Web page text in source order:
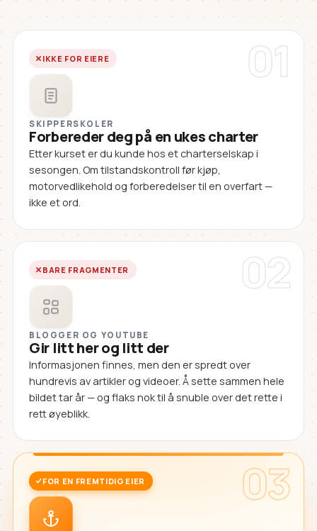
01
IKKE FOR EIERE
SKIPPERSKOLER
Forbereder deg på en ukes charter
Etter kurset er du kunde hos et charterselskap i
sesongen. Om tilstandskontroll før kjøp,
motorvedlikehold og forberedelser til en overfart —
ikke et ord.
02
BARE FRAGMENTER
BLOGGER OG YOUTUBE
Gir litt her og litt der
Informasjonen finnes, men den er spredt over
hundrevis av artikler og videoer. Å sette sammen hele
bildet tar år — og flaks nok til å snuble over det rette i
rett øyeblikk.
03
FOR EN FREMTIDIG EIER